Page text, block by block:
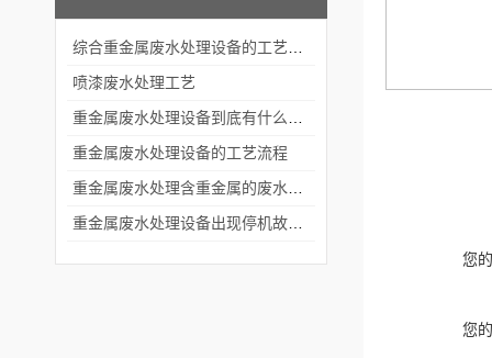
​喷漆废水处理工艺
重金属废水处理设备的工艺流程
您
您